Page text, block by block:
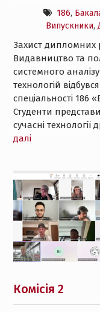
186,
Випускники,
Захист дипломних
Видавництво та
системного
технологій
спеціальності 186
Студенти
сучасні технології
далі
Комісія 2